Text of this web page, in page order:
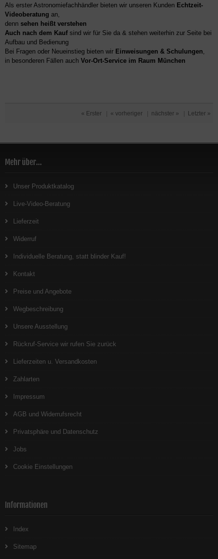
Als erster Astronomiefachhändler bieten wir unseren Kunden Echtzeit-
Videoberatung an,
denn sehen heißt verstehen
Auch nach dem Kaufsind wir für Sie da & stehen weiterhin zur Seite bei
Aufbau und Bedienung
Bei Fragen oder Neueinstieg bieten wir Einweisungen & Schulungen,
in besonderen Fällen auch Vor-Ort-Service im Raum München
« Erster « vorheriger nächster » Letzter »
Mehr über...
Unser Produktkatalog
Live-Video-Beratung
Lieferzeit
Widerruf
Individuelle Beratung, statt blinder Kauf!
Kontakt
Preise und Angebote
Wegbeschreibung
Unsere Ausstellung
Rückruf-Service wir rufen Sie zurück
Lieferzeiten u. Versandkosten
Zahlarten
Impressum
AGB und Widerrufsrecht
Privatsphäre und Datenschutz
Jobs
Cookie Einstellungen
Informationen
Index
Sitemap